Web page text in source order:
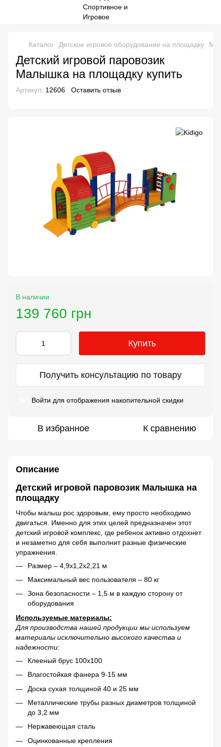
Каталог Детское игровое оборудование на площадку
Детский игровой паровозик
Малышка на площадку купить
Артикул: 12606 Оставить отзыв
В наличии
139 760 грн
Купить
Получить консультацию по товару
Войти для отображения накопительной скидки
В избранное К сравнению
Описание
Детский игровой паровозик Малышка на
площадку
Чтобы малыш рос здоровым, ему просто необходимо
двигаться. Именно для этих целей предназначен этот
детский игровой комплекс, где ребенок активно отдохнет
и незаметно для себя выполнит разные физические
упражнения.
Размер – 4,9х1,2х2,21 м
Максимальный вес пользователя – 80 кг
Зона безопасности – 1,5 м в каждую сторону от
оборудования
Используемые материалы:
Для производства нашей продукции мы используем
материалы исключительно высокого качества и
надежности:
Клееный брус 100х100
Влагостойкая фанера 9-15 мм
Доска сухая толщиной 40 и 25 мм
Металлические трубы разных диаметров толщиной
до 3,2 мм
Нержавеющая сталь
Оцинкованные крепления